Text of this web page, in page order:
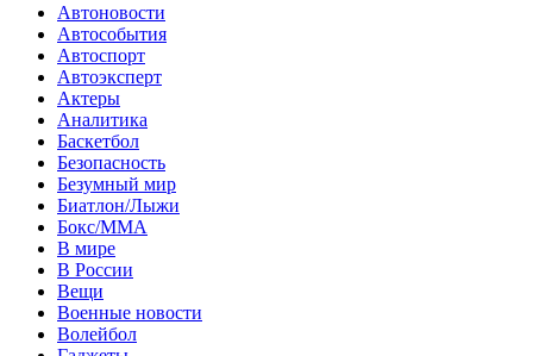
Автоновости
Автособытия
Автоспорт
Автоэксперт
Актеры
Аналитика
Баскетбол
Безопасность
Безумный мир
Биатлон/Лыжи
Бокс/MMA
В мире
В России
Вещи
Военные новости
Волейбол